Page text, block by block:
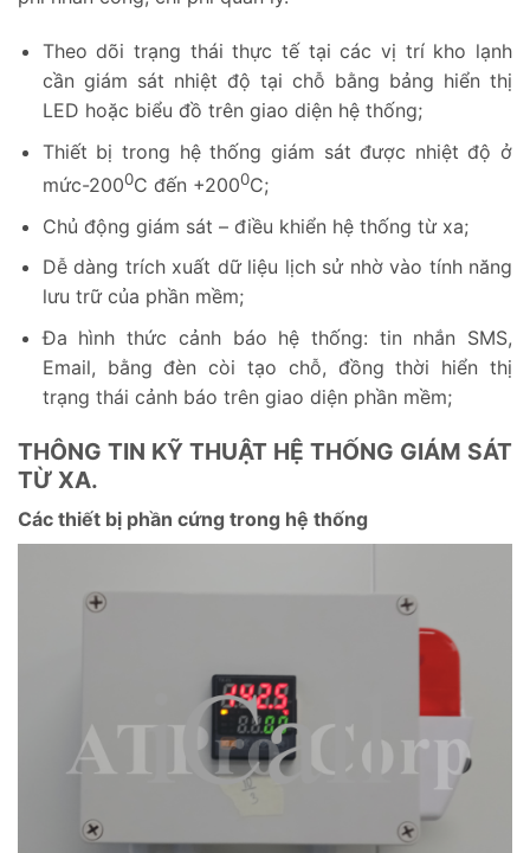
Theo dõi trạng thái thực tế tại các vị trí kho lạnh
cần giám sát nhiệt độ tại chỗ bằng bảng hiển thị
LED hoặc biểu đồ trên giao diện hệ thống;
Thiết bị trong hệ thống giám sát được nhiệt độ ở
mức-2000C đến +2000C;
Chủ động giám sát – điều khiển hệ thống từ xa;
Dễ dàng trích xuất dữ liệu lịch sử nhờ vào tính năng
lưu trữ của phần mềm;
Đa hình thức cảnh báo hệ thống: tin nhắn SMS,
Email, bằng đèn còi tạo chỗ, đồng thời hiển thị
trạng thái cảnh báo trên giao diện phần mềm;
THÔNG TIN KỸ THUẬT HỆ THỐNG GIÁM SÁT
TỪ XA.
Các thiết bị phần cứng trong hệ thống